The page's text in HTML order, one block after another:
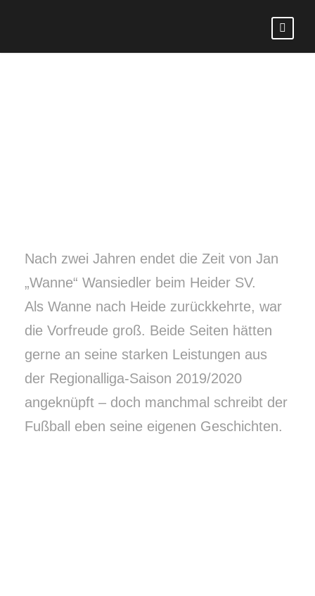
Nach zwei Jahren endet die Zeit von Jan
„Wanne“ Wansiedler beim Heider SV.
Als Wanne nach Heide zurückkehrte, war
die Vorfreude groß. Beide Seiten hätten
gerne an seine starken Leistungen aus
der Regionalliga-Saison 2019/2020
angeknüpft – doch manchmal schreibt der
Fußball eben seine eigenen Geschichten.